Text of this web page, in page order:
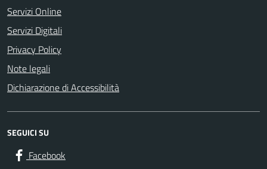
Servizi Online
Servizi Digitali
Privacy Policy
Note legali
Dichiarazione di Accessibilità
SEGUICI SU
Facebook